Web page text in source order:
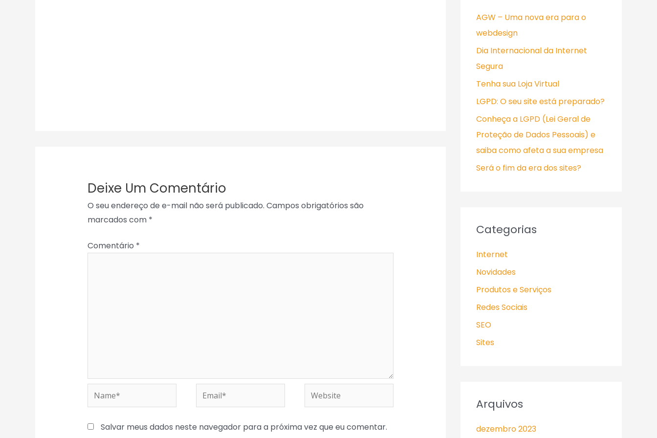
Deixe Um Comentário
O seu endereço de e-mail não será publicado. Campos obrigatórios são
marcados com *
Comentário *
Name* Email* Website
Salvar meus dados neste navegador para a próxima vez que eu comentar.
s
a
r
p
o
r
:
AGW – Uma nova era para o
webdesign
Dia Internacional da Internet
Segura
Tenha sua Loja Virtual
LGPD: O seu site está preparado?
Conheça a LGPD (Lei Geral de
Proteção de Dados Pessoais) e
saiba como afeta a sua empresa
Será o fim da era dos sites?
Categorias
Internet
Novidades
Produtos e Serviços
Redes Sociais
SEO
Sites
Arquivos
dezembro 2023